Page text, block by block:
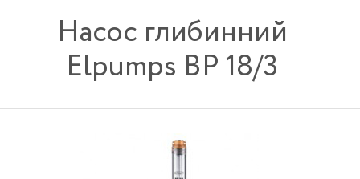
Насос глибинний
Elpumps BP 18/3